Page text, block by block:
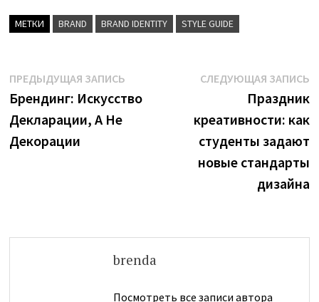
МЕТКИ BRAND BRAND IDENTITY STYLE GUIDE
Навигация
по
записям
ПРЕДЫДУЩАЯ ЗАПИСЬ
запись:
Брендинг: Искусство
Декларации, А Не
Декорации
СЛЕДУЮЩАЯ ЗАПИСЬ
Праздник
креативности: как
студенты задают
новые стандарты
дизайна
brenda
Посмотреть все записи автора